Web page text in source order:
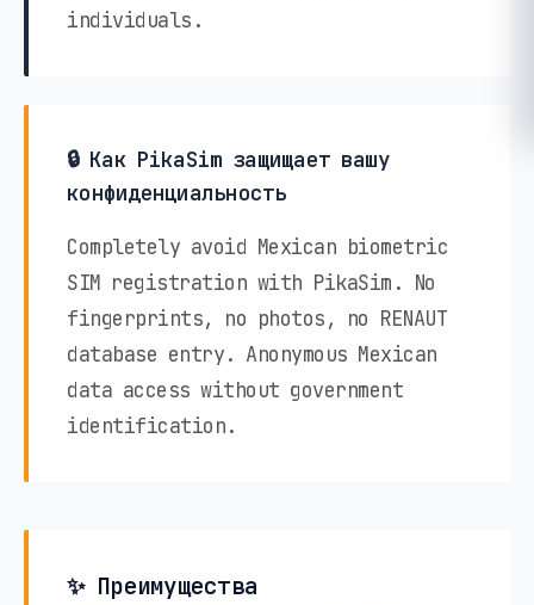
individuals.
🔒 Как PikaSim защищает вашу
конфиденциальность
Completely avoid Mexican biometric
SIM registration with PikaSim. No
fingerprints, no photos, no RENAUT
database entry. Anonymous Mexican
data access without government
identification.
✨ Преимущества